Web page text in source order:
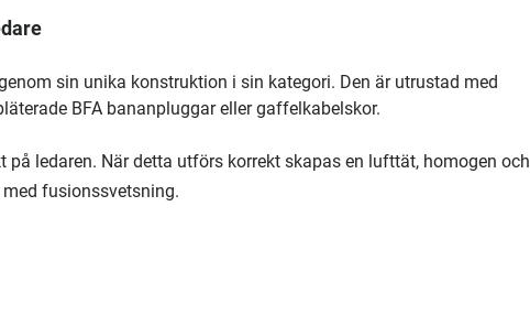
sin unika konstruktion i sin kategori. Den är utrustad med
BFA bananpluggar eller gaffelkabelskor.
ledaren. När detta utförs korrekt skapas en lufttät, homogen och
fusionssvetsning.